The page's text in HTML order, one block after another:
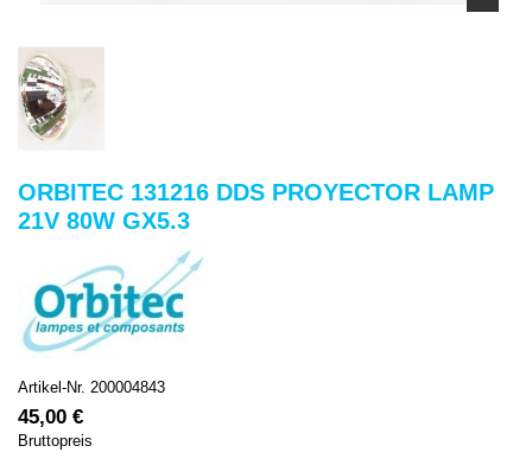
ORBITEC 131216 DDS PROYECTOR LAMP
21V 80W GX5.3
Artikel-Nr. 200004843
45,00 €
Bruttopreis